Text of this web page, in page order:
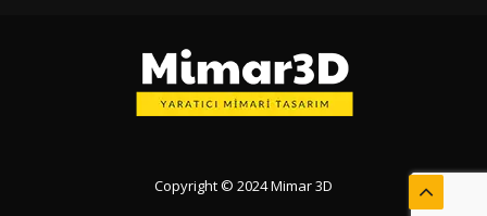
Copyright © 2024 Mimar 3D